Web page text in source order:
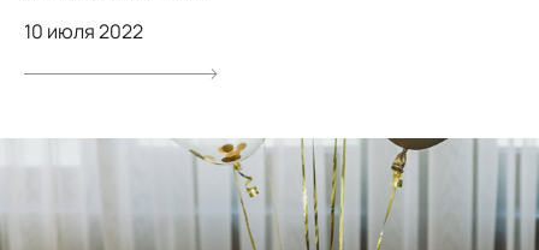
10 июля 2022